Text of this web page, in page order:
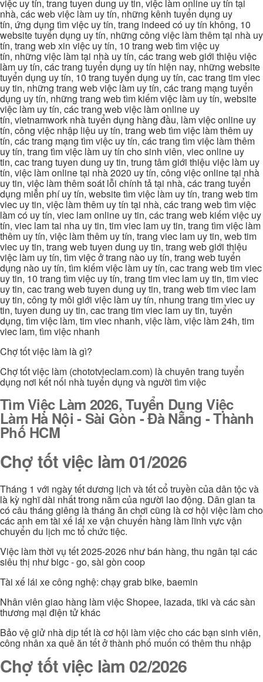
việc uy tín, trang tuyen dung uy tin, việc làm online uy tín tại
nhà, các web việc làm uy tín, những kênh tuyển dụng uy
tín, ứng dụng tìm việc uy tín, trang indeed có uy tín không, 10
website tuyển dụng uy tín, những công việc làm thêm tại nhà uy
tín, trang web xin việc uy tín, 10 trang web tìm việc uy
tín, những việc làm tại nhà uy tín, các trang web giới thiệu việc
làm uy tín, các trang tuyển dụng uy tín hiện nay, những website
tuyển dụng uy tín, 10 trang tuyển dụng uy tín, cac trang tim viec
uy tin, những trang web việc làm uy tín, các trang mạng tuyển
dụng uy tín, những trang web tìm kiếm việc làm uy tín, website
việc làm uy tín, các trang web việc làm online uy
tín, vietnamwork nhà tuyển dụng hàng đầu, làm việc online uy
tín, công việc nhập liệu uy tín, trang web tìm việc làm thêm uy
tín, các trang mạng tìm việc uy tín, các trang tìm việc làm thêm
uy tín, trang tìm việc làm uy tín cho sinh viên, viec online uy
tin, cac trang tuyen dung uy tin, trung tâm giới thiệu việc làm uy
tín, việc làm online tại nhà 2020 uy tín, công việc online tại nhà
uy tin, việc làm thêm soát lỗi chính tả tại nhà, các trang tuyển
dụng miễn phí uy tín, website tìm việc làm uy tín, trang web tim
viec uy tin, việc làm thêm uy tín tại nhà, các trang web tìm việc
làm có uy tín, viec lam online uy tin, các trang web kiếm việc uy
tín, viec lam tai nha uy tin, tim viec lam uy tin, trang tìm việc làm
thêm uy tín, việc làm thêm uy tín, trang viec lam uy tin, web tim
viec uy tin, trang web tuyen dung uy tin, trang web giới thiệu
việc làm uy tín, tìm việc ở trang nào uy tín, trang web tuyển
dụng nào uy tín, tìm kiếm việc làm uy tín, cac trang web tim viec
uy tin, 10 trang tìm việc uy tín, trang tim viec lam uy tin, tim viec
uy tin, cac trang web tuyen dung uy tin, trang web tim viec lam
uy tin, công ty môi giới việc làm uy tín, nhung trang tim viec uy
tin, tuyen dung uy tin, cac trang tim viec lam uy tin, tuyển
dụng, tìm việc làm, tim viec nhanh, việc làm, việc làm 24h, tim
viec lam, tìm việc nhanh
Chợ tốt việc làm là gì?
Chợ tốt việc làm (chototvieclam.com) là chuyên trang tuyển
dụng nơi kết nối nhà tuyển dụng và người tìm việc
Tìm Việc Làm 2026, Tuyển Dụng Việc
Làm Hà Nội - Sài Gòn - Đà Nẵng - Thành
Phố HCM
Chợ tốt việc làm 01/2026
Tháng 1 với ngày tết dương lịch và tết cổ truyền của dân tộc và
là kỳ nghĩ dài nhất trong năm của người lao động. Dân gian ta
có câu tháng giêng là tháng ăn chơi cũng là cơ hội việc làm cho
các anh em tài xế lái xe vận chuyển hàng làm lĩnh vực vận
chuyển du lịch mc tổ chức tiệc.
Việc làm thời vụ tết 2025-2026 như bán hàng, thu ngân tại các
siêu thị như bigc - go, sài gòn coop
Tài xế lái xe công nghệ: chạy grab bike, baemin
Nhân viên giao hàng làm việc Shopee, lazada, tiki và các sàn
thương mại điện tử khác
Bảo vệ giử nhà dịp tết là cơ hội làm việc cho các bạn sinh viên,
công nhân xa quê ăn tết ở thành phố muốn có thêm thu nhập
Chợ tốt việc làm 02/2026